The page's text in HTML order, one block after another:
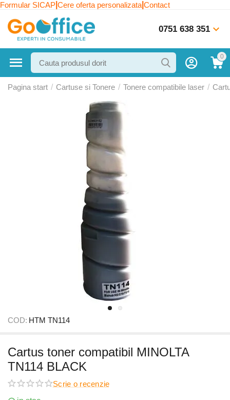
Formular SICAP Cere oferta personalizata Contact
0751 638 351
0
Pagina start / Cartuse si Tonere / Tonere compatibile laser /
COD: HTM TN114
Cartus toner compatibil MINOLTA
TN114 BLACK
Scrie o recenzie